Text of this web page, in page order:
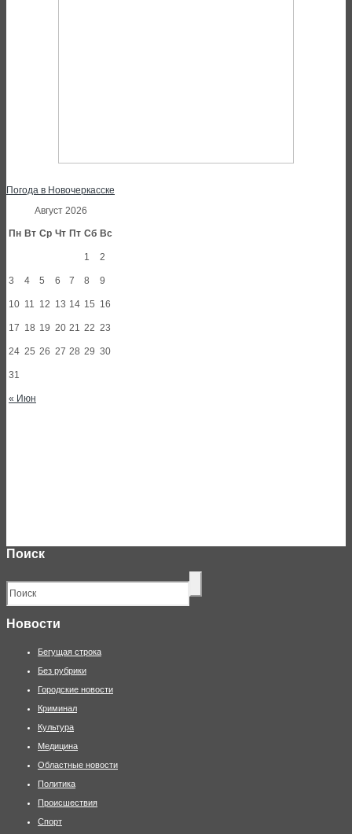
Погода в Новочеркасске
Август 2026
Пн Вт Ср Чт Пт Сб Вс
« Июн
1 2
3 4 5 6 7 8 9
10 11 12 13 14 15 16
17 18 19 20 21 22 23
24 25 26 27 28 29 30
31
Поиск
Новости
Бегущая строка
Без рубрики
Городские новости
Криминал
Культура
Медицина
Областные новости
Политика
Происшествия
Спорт